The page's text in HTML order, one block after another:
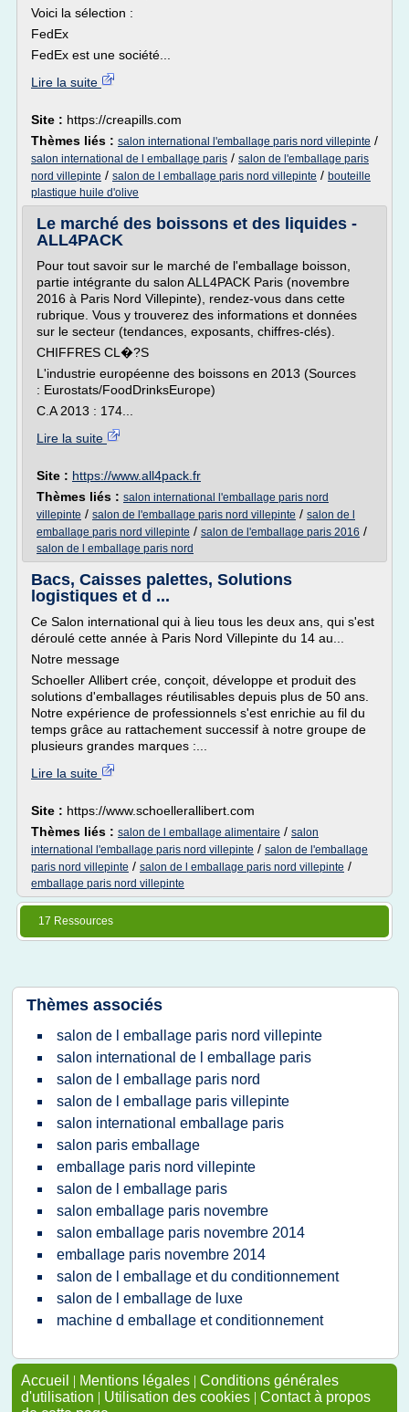
Voici la sélection :
FedEx
FedEx est une société...
Lire la suite
Site : https://creapills.com
Thèmes liés : salon international l'emballage paris nord villepinte /
salon international de l emballage paris / salon de l'emballage paris
nord villepinte / salon de l emballage paris nord villepinte / bouteille
plastique huile d'olive
Le marché des boissons et des liquides -
ALL4PACK
Pour tout savoir sur le marché de l'emballage boisson,
partie intégrante du salon ALL4PACK Paris (novembre
2016 à Paris Nord Villepinte), rendez-vous dans cette
rubrique. Vous y trouverez des informations et données
sur le secteur (tendances, exposants, chiffres-clés).
CHIFFRES CL�?S
L'industrie européenne des boissons en 2013 (Sources
: Eurostats/FoodDrinksEurope)
C.A 2013 : 174...
Lire la suite
Site : https://www.all4pack.fr
Thèmes liés : salon international l'emballage paris nord
villepinte / salon de l'emballage paris nord villepinte / salon de l
emballage paris nord villepinte / salon de l'emballage paris 2016 /
salon de l emballage paris nord
Bacs, Caisses palettes, Solutions
logistiques et d ...
Ce Salon international qui à lieu tous les deux ans, qui s'est
déroulé cette année à Paris Nord Villepinte du 14 au...
Notre message
Schoeller Allibert crée, conçoit, développe et produit des
solutions d'emballages réutilisables depuis plus de 50 ans.
Notre expérience de professionnels s'est enrichie au fil du
temps grâce au rattachement successif à notre groupe de
plusieurs grandes marques :...
Lire la suite
Site : https://www.schoellerallibert.com
Thèmes liés : salon de l emballage alimentaire / salon
international l'emballage paris nord villepinte / salon de l'emballage
paris nord villepinte / salon de l emballage paris nord villepinte /
emballage paris nord villepinte
17 Ressources
Thèmes associés
salon de l emballage paris nord villepinte
salon international de l emballage paris
salon de l emballage paris nord
salon de l emballage paris villepinte
salon international emballage paris
salon paris emballage
emballage paris nord villepinte
salon de l emballage paris
salon emballage paris novembre
salon emballage paris novembre 2014
emballage paris novembre 2014
salon de l emballage et du conditionnement
salon de l emballage de luxe
machine d emballage et conditionnement
Accueil | Mentions légales | Conditions générales
d'utilisation | Utilisation des cookies | Contact à propos